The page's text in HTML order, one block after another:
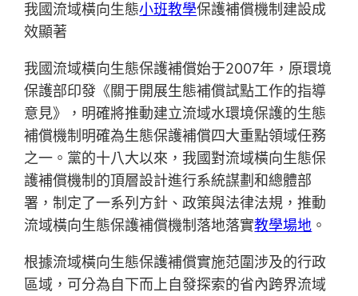
我國流域橫向生態小班教學保護補償機制建設成
效顯著
我國流域橫向生態保護補償始于2007年，原環境
保護部印發《關于開展生態補償試點工作的指導
意見》，明確將推動建立流域水環境保護的生態
補償機制明確為生態保護補償四大重點領域任務
之一。黨的十八大以來，我國對流域橫向生態保
護補償機制的頂層設計進行系統謀劃和總體部
署，制定了一系列方針、政策與法律法規，推動
流域橫向生態保護補償機制落地落實教學場地 。
根據流域橫向生態保護補償實施范圍涉及的行政
區域，可分為自下而上自發探索的省內跨界流域